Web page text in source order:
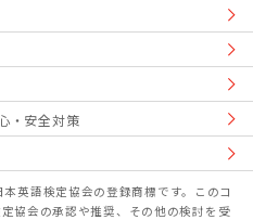
・安全対策
英語検定協会の登録商標です。このコ
協会の承認や推奨、その他の検討を受